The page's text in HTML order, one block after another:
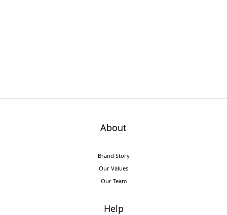
About
Brand Story
Our Values
Our Team
Help